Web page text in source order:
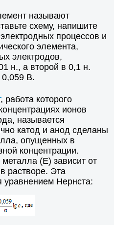
называют
схему, напишите
процессов и
элемента,
электродов,
н., а второй в 0,1 н.
0,059 В.
, работа которого
ионов
называется
катод и анод сделаны
опущенных в
концентрации.
(Е) зависит от
растворе. Эта
уравнением Нернста: